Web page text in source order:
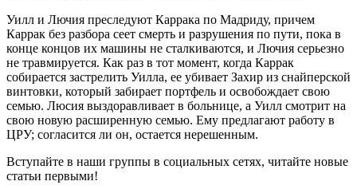
Уилл и Лючия преследуют Каррака по Мадриду, причем
Каррак без разбора сеет смерть и разрушения по пути, пока в
конце концов их машины не сталкиваются, и Лючия серьезно
не травмируется. Как раз в тот момент, когда Каррак
собирается застрелить Уилла, ее убивает Захир из снайперской
винтовки, который забирает портфель и освобождает свою
семью. Люсия выздоравливает в больнице, а Уилл смотрит на
свою новую расширенную семью. Ему предлагают работу в
ЦРУ; согласится ли он, остается нерешенным.
Вступайте в наши группы в социальных сетях, читайте новые
статьи первыми!